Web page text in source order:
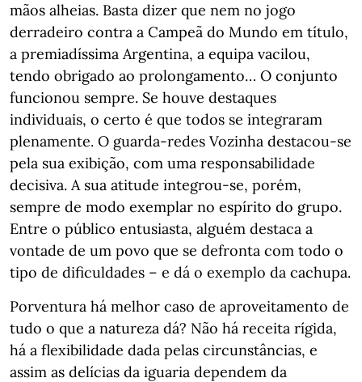
mãos alheias. Basta dizer que nem no jogo
derradeiro contra a Campeã do Mundo em título,
a premiadíssima Argentina, a equipa vacilou,
tendo obrigado ao prolongamento… O conjunto
funcionou sempre. Se houve destaques
individuais, o certo é que todos se integraram
plenamente. O guarda-redes Vozinha destacou-se
pela sua exibição, com uma responsabilidade
decisiva. A sua atitude integrou-se, porém,
sempre de modo exemplar no espírito do grupo.
Entre o público entusiasta, alguém destaca a
vontade de um povo que se defronta com todo o
tipo de dificuldades – e dá o exemplo da cachupa.
Porventura há melhor caso de aproveitamento de
tudo o que a natureza dá? Não há receita rígida,
há a flexibilidade dada pelas circunstâncias, e
assim as delícias da iguaria dependem da